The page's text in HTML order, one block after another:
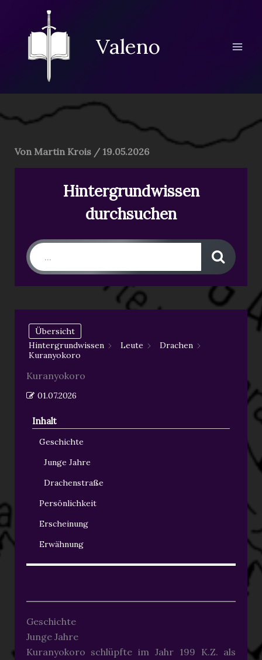
springen
Valeno
Von Martin Krois / 19.05.2026
Hintergrundwissen
durchsuchen
Übersicht
Hintergrundwissen
Leute
Drachen
Kuranyokoro
Kuranyokoro
01.07.2026
Inhalt
Geschichte
Junge Jahre
Drachenstraße
Persönlichkeit
Erscheinung
Erwähnung
Geschichte
Junge Jahre
Kuranyokoro schlüpfte im Jahr 199 K.Z. als